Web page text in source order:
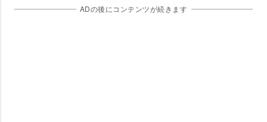
ADの後にコンテンツが続きます